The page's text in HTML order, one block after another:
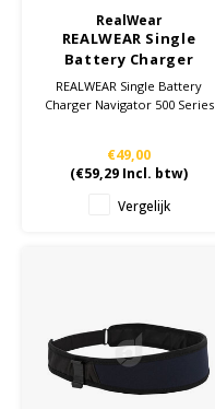
RealWear
REALWEAR Single
Battery Charger
Navigator 500 Series
REALWEAR Single Battery
Charger Navigator 500 Series
€49,00
(€59,29 Incl. btw)
Vergelijk